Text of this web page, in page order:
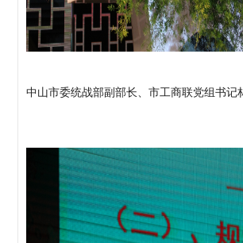
中山市委统战部副部长、市工商联党组书记